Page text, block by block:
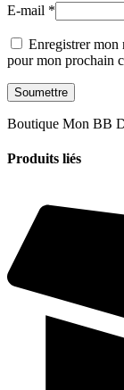
E-mail *
Enregistrer mon
pour mon prochain
Boutique Mon BB
Produits liés